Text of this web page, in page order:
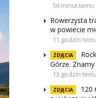
56 minut temu
Rowerzysta
w powiecie
11 godzin
ZDJĘCIA
Górze.
13 godzin
ZDJĘCIA
120